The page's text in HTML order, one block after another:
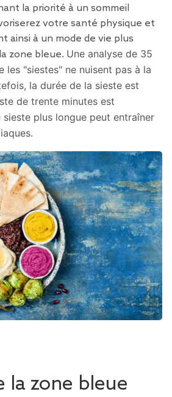
la priorité à un sommeil
votre santé physique et
ainsi à un mode de vie plus
zone bleue. Une analyse de 35
les "siestes" ne nuisent pas à la
la durée de la sieste est
de trente minutes est
sieste plus longue peut entraîner
la zone bleue